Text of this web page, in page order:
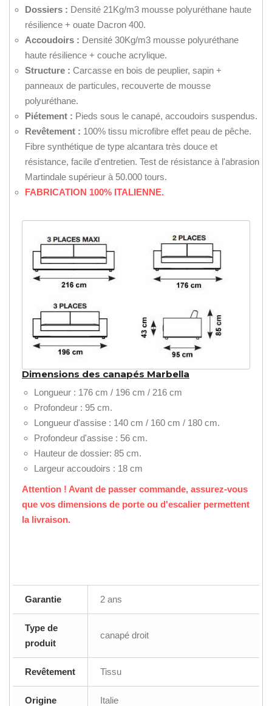
Dossiers : Densité 21Kg/m3 mousse polyuréthane haute
résilience + ouate Dacron 400.
Accoudoirs : Densité 30Kg/m3 mousse polyuréthane
haute résilience + couche acrylique.
Structure : Carcasse en bois de peuplier, sapin +
panneaux de particules, recouverte de mousse
polyuréthane.
Piétement : Pieds sous le canapé, accoudoirs suspendus.
Revêtement : 100% tissu microfibre effet peau de pêche.
Fibre synthétique de type alcantara très douce et
résistance, facile d'entretien. Test de résistance à l'abrasion
Martindale supérieur à 50.000 tours.
FABRICATION 100% ITALIENNE.
Dimensions des canapés Marbella
Longueur : 176 cm / 196 cm / 216 cm
Profondeur : 95 cm.
Longueur d'assise : 140 cm / 160 cm / 180 cm.
Profondeur d'assise : 56 cm.
Hauteur de dossier: 85 cm.
Largeur accoudoirs : 18 cm
Attention ! Avant de passer commande, assurez-vous
que vos dimensions de porte ou d'escalier permettent
la livraison.
Garantie 2 ans
Type de
produit
canapé droit
Revêtement Tissu
Origine Italie